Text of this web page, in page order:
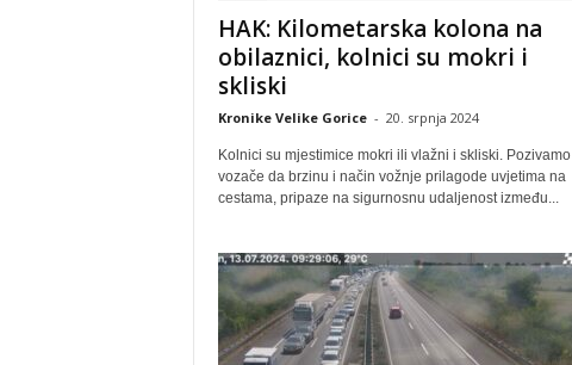
HAK: Kilometarska kolona na
obilaznici, kolnici su mokri i
skliski
Kronike Velike Gorice - 20. srpnja 2024
Kolnici su mjestimice mokri ili vlažni i skliski. Pozivamo
vozače da brzinu i način vožnje prilagode uvjetima na
cestama, pripaze na sigurnosnu udaljenost između...